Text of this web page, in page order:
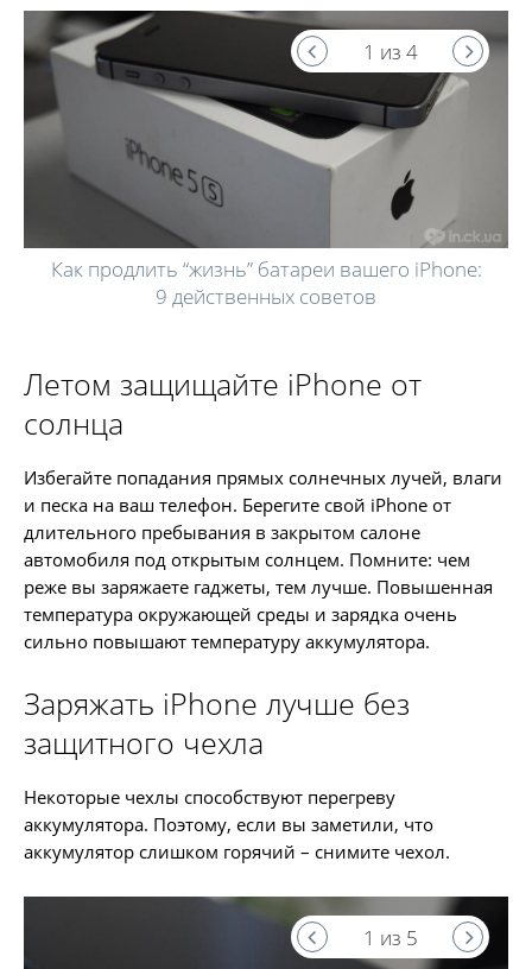
Как продлить “жизнь” батареи вашего iPhone:
9 действенных советов
1 из 4
Летом защищайте iPhone от
солнца
Избегайте попадания прямых солнечных лучей, влаги
и песка на ваш телефон. Берегите свой iPhone от
длительного пребывания в закрытом салоне
автомобиля под открытым солнцем. Помните: чем
реже вы заряжаете гаджеты, тем лучше. Повышенная
температура окружающей среды и зарядка очень
сильно повышают температуру аккумулятора.
Заряжать iPhone лучше без
защитного чехла
Некоторые чехлы способствуют перегреву
аккумулятора. Поэтому, если вы заметили, что
аккумулятор слишком горячий – снимите чехол.
1 из 5